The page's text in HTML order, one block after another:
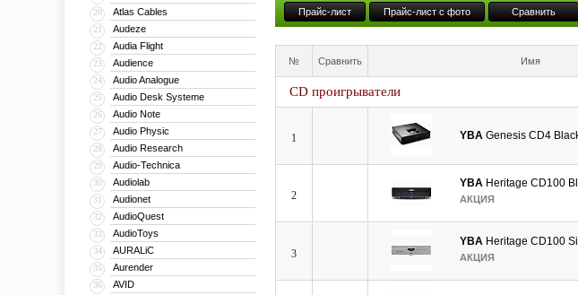
20 Atlas Cables
21 Audeze
22 Audia Flight
23 Audience
24 Audio Analogue
25 Audio Desk Systeme
26 Audio Note
27 Audio Physic
28 Audio Research
29 Audio-Technica
30 Audiolab
31 Audionet
32 AudioQuest
33 AudioToys
34 AURALiC
35 Aurender
36 AVID
«Честно говоря, я не знаю, что такое "настоящий звук".
основатель компании YBA Audio. Проведя много времени
системы — воспроизводить музыку и дарить слушателю
Прайс-лист Прайс-лист с фото Сравнить
№ Сравнить Имя
CD проигрыватели
1 YBA Genesis CD4
2
YBA Heritage CD100
АКЦИЯ
3
YBA Heritage CD100
АКЦИЯ